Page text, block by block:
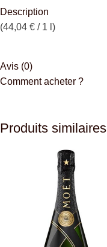
Description
(44,04 € / 1 l)
Avis (0)
Comment acheter ?
Produits similaires